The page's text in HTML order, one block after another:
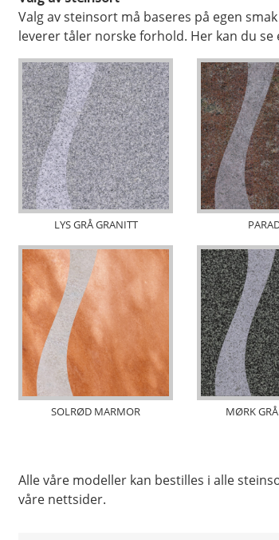
Valg av steinsort må baseres på egen
leverer tåler norske forhold. Her kan du
LYS GRÅ GRANITT
SOLRØD MARMOR MØRK
Alle våre modeller kan bestilles i alle
våre nettsider.